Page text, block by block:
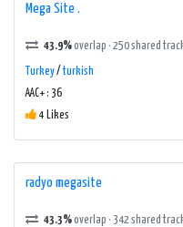
Mega Site .
43.9%overlap · 250 shared
Turkey/ turkish
AAC+ : 36
4 Likes
radyo megasite
43.3%overlap · 342 shared